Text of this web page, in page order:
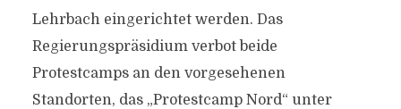
Lehrbach eingerichtet werden. Das
Regierungspräsidium verbot beide
Protestcamps an den vorgesehenen
Standorten, das „Protestcamp Nord“ unter